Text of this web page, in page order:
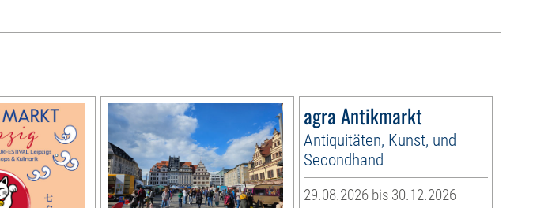
agra Antikmarkt
Antiquitäten, Kunst, und
Secondhand
29.08.2026 bis 30.12.2026